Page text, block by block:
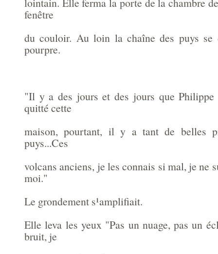
fenêtre
du couloir. Au loin la chaîne des puys
pourpre.
"Il y a des jours et des jours que Philippe
quitté cette
maison, pourtant, il y a tant de belles
puys...Ces
volcans anciens, je les connais si mal, je ne
moi."
Le grondement s¹amplifiait.
Elle leva les yeux "Pas un nuage, pas un
bruit, je